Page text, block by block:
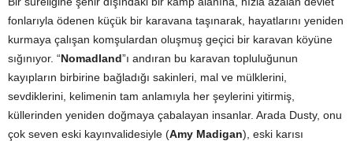
fonlarıyla ödenen küçük bir karavana taşınarak, hayatlarını yeniden
kurmaya çalışan komşulardan oluşmuş geçici bir karavan köyüne
sığınıyor. “Nomadland”ı andıran bu karavan topluluğunun
kayıpların birbirine bağladığı sakinleri, mal ve mülklerini,
sevdiklerini, kelimenin tam anlamıyla her şeylerini yitirmiş,
küllerinden yeniden doğmaya çabalayan insanlar. Arada Dusty, onu
çok seven eski kayınvalidesiyle (Amy Madigan), eski karısı